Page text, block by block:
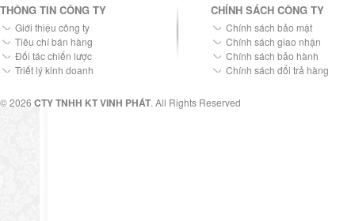
THÔNG TIN CÔNG TY
Giới thiệu công ty
Tiêu chí bán hàng
Đối tác chiến lược
Triết lý kinh doanh
CHÍNH SÁCH CÔNG TY
Chính sách bảo mật
Chính sách giao nhận
Chính sách bảo hành
Chính sách đổi trả hàng
© 2026 CTY TNHH KT VINH PHÁT. All Rights Reserved